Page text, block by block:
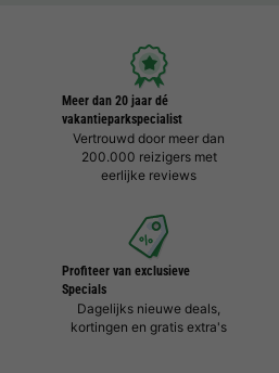
Meer dan 20 jaar dé
vakantieparkspecialist
Vertrouwd door meer dan
200.000 reizigers met
eerlijke reviews
Profiteer van exclusieve
Specials
Dagelijks nieuwe deals,
kortingen en gratis extra's